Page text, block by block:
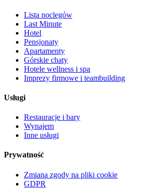
Lista noclegów
Last Minute
Hotel
Pensjonaty
Apartamenty
Górskie chaty
Hotele wellness i spa
Imprezy firmowe i teambuilding
Usługi
Restauracje i bary
Wynajem
Inne usługi
Prywatność
Zmiana zgody na pliki cookie
GDPR